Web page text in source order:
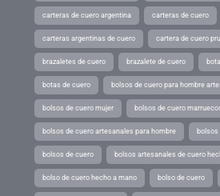
carteras de cuero argentina carteras de cuero
carteras argentinas de cuero cartera de cuero
brazaletes de cuero brazalete de cuero
botas de cuero bolsos de cuero para hombre
bolsos de cuero mujer bolsos de cuero
bolsos de cuero artesanales para hombre bolsos
bolsos de cuero bolsos artesanales de cuero
bolso de cuero hecho a mano bolso de cuero